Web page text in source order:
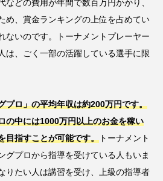
などの費用が年間で数百万円かかり、
め、賞金ランキングの上位を占めてい
ないのです。トーナメントプレーヤー
は、ごく一部の活躍している選手に限
プロ」の平均年収は約200万円です。
の中には1000万円以上のお金を稼い
目指すことが可能です。 トーナメント
グプロから指導を受けている人もいま
りたい人は講習を受け、上級の指導者